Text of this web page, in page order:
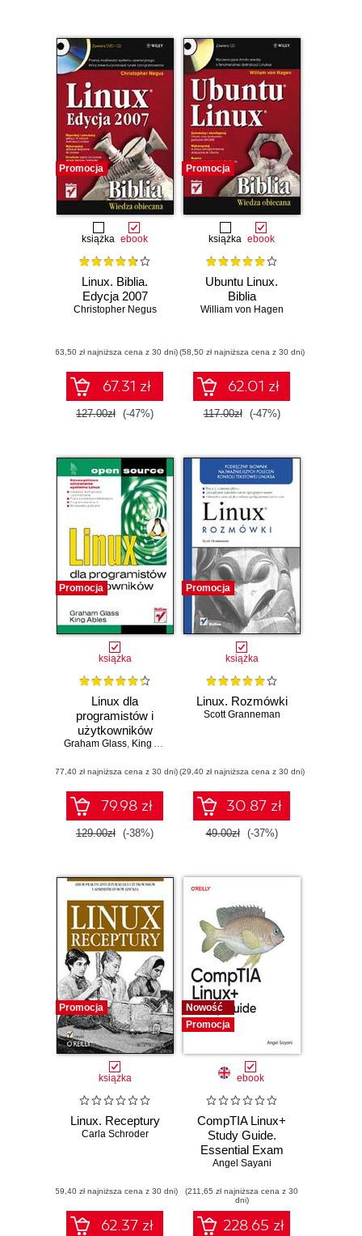
Promocja
książka ebook
Linux. Biblia.
Edycja 2007
Christopher Negus
(63,50 zł najniższa cena z 30 dni)
67.31 zł
127.00zł (-47%)
Promocja
książka ebook
Ubuntu Linux.
Biblia
William von Hagen
(58,50 zł najniższa cena z 30 dni)
62.01 zł
117.00zł (-47%)
Promocja
książka
Linux dla
programistów i
użytkowników
Graham Glass, King Ables
(77,40 zł najniższa cena z 30 dni)
79.98 zł
129.00zł (-38%)
Promocja
książka
Linux. Rozmówki
Scott Granneman
(29,40 zł najniższa cena z 30 dni)
30.87 zł
49.00zł (-37%)
Promocja
książka
Linux. Receptury
Carla Schroder
(59,40 zł najniższa cena z 30 dni)
62.37 zł
Nowość
Promocja
ebook
CompTIA Linux+
Study Guide.
Essential Exam
Prep
Angel Sayani
(211,65 zł najniższa cena z 30
dni)
228.65 zł